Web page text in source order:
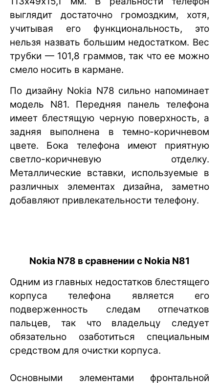
выглядит достаточно громоздким, хотя,
учитывая его функциональность, это
нельзя назвать большим недостатком. Вес
трубки — 101,8 граммов, так что ее можно
смело носить в кармане.
По дизайну Nokia N78 сильно напоминает
модель N81. Передняя панель телефона
имеет блестящую черную поверхность, а
задняя выполнена в темно-коричневом
цвете. Бока телефона имеют приятную
светло-коричневую отделку.
Металлические вставки, используемые в
различных элементах дизайна, заметно
добавляют привлекательности телефону.
Nokia N78 в сравнении с Nokia N81
Одним из главных недостатков блестящего
корпуса телефона является его
подверженность следам отпечатков
пальцев, так что владельцу следует
обязательно озаботиться специальным
средством для очистки корпуса.
Основными элементами фронтальной